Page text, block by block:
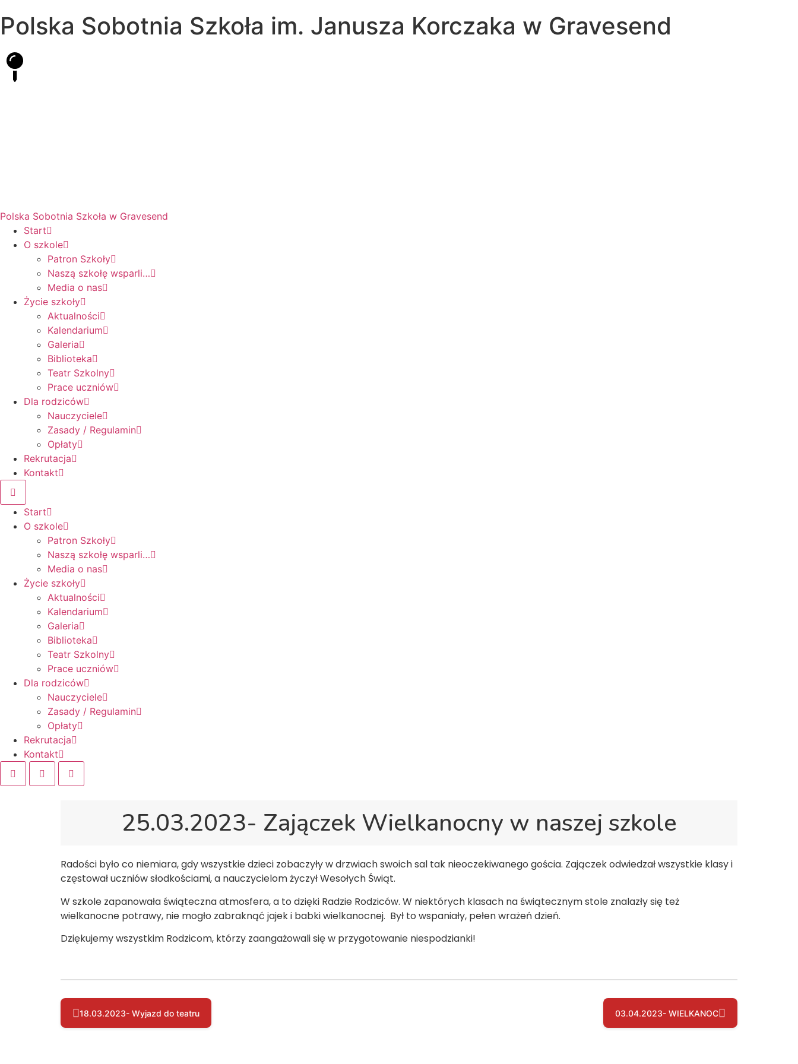
Polska Sobotnia Szkoła im. Janusza Korczaka w Gravesend
Polska Sobotnia Szkoła w Gravesend
Start
O szkole
Patron Szkoły
Naszą szkołę wsparli…
Media o nas
Życie szkoły
Aktualności
Kalendarium
Galeria
Biblioteka
Teatr Szkolny
Prace uczniów
Dla rodziców
Nauczyciele
Zasady / Regulamin
Opłaty
Rekrutacja
Kontakt
Start
O szkole
Patron Szkoły
Naszą szkołę wsparli…
Media o nas
Życie szkoły
Aktualności
Kalendarium
Galeria
Biblioteka
Teatr Szkolny
Prace uczniów
Dla rodziców
Nauczyciele
Zasady / Regulamin
Opłaty
Rekrutacja
Kontakt
25.03.2023- Zajączek Wielkanocny w naszej szkole
Radości było co niemiara, gdy wszystkie dzieci zobaczyły w drzwiach swoich sal tak nieoczekiwanego gościa. Zajączek odwiedzał wszystkie klasy i
częstował uczniów słodkościami, a nauczycielom życzył Wesołych Świąt.
W szkole zapanowała świąteczna atmosfera, a to dzięki Radzie Rodziców. W niektórych klasach na świątecznym stole znalazły się też
wielkanocne potrawy, nie mogło zabraknąć jajek i babki wielkanocnej. Był to wspaniały, pełen wrażeń dzień.
Dziękujemy wszystkim Rodzicom, którzy zaangażowali się w przygotowanie niespodzianki!
18.03.2023- Wyjazd do teatru 03.04.2023- WIELKANOC